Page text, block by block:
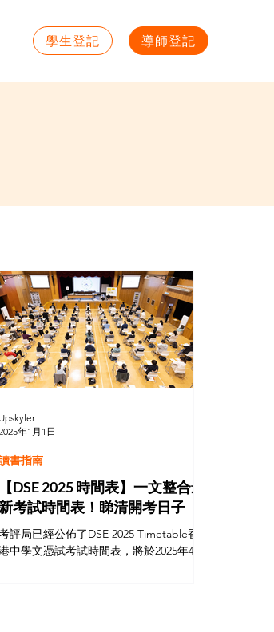
學生登記 導師登記
【DSE 2025 時間表】一文整合最
新考試時間表！睇清開考日子
評局已經公佈了DSE 2025 Timetable香
中學文憑試考試時間表，將於2025年4月
書指南
Upskyler
年1月1日